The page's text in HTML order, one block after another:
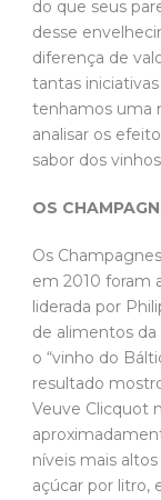
do que seus
desse
diferença de
tantas
tenhamos uma
analisar os
sabor dos
OS
Os
em 2010 foram
liderada por
de alimentos
o “vinho do
resultado
Veuve Clicquot
níveis mais
açúcar por litro,